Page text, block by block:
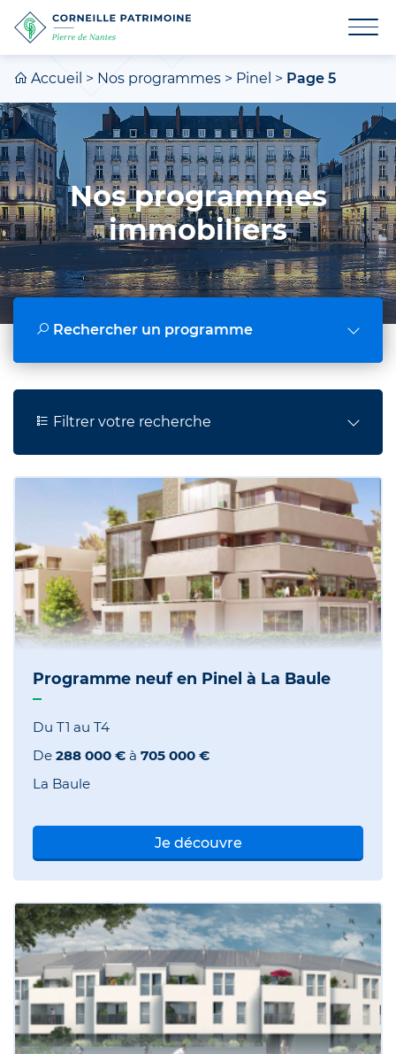
Accueil > Nos programmes > Pinel > Page 5
Nos programmes
immobiliers
Rechercher un programme
Filtrer votre recherche
Programme neuf en Pinel à La Baule
Du T1 au T4
De 288 000 € à 705 000 €
La Baule
Je découvre